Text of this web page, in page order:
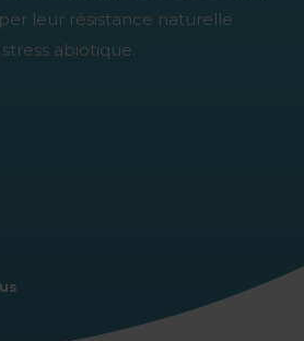
leur résistance naturelle
abiotique.